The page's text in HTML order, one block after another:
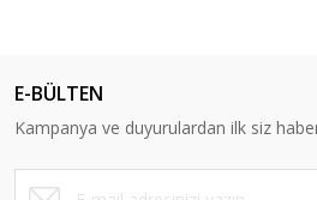
E-BÜLTEN
Kampanya ve duyurulardan ilk siz